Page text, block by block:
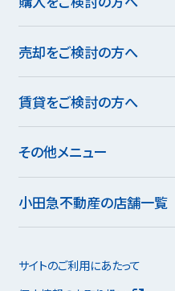
売却をご検討の方へ
賃貸をご検討の方へ
その他メニュー
小田急不動産の店舗一覧
サイトのご利用にあたって